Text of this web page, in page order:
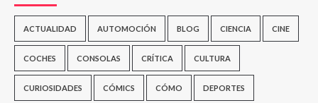
ACTUALIDAD AUTOMOCIÓN BLOG CIENCIA CINE
COCHES CONSOLAS CRÍTICA CULTURA
CURIOSIDADES CÓMICS CÓMO DEPORTES